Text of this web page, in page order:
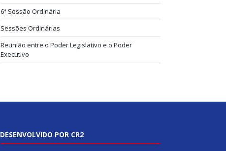
6ª Sessão Ordinária
Sessões Ordinárias
Reunião entre o Poder Legislativo e o Poder
Executivo
DESENVOLVIDO POR CR2